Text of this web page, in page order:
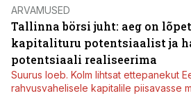
ARVAMUSED
Tallinna börsi juht: aeg on
kapitalituru potentsiaalist ja
potentsiaali realiseerima
Suurus loeb. Kolm lihtsat ettepanekut
rahvusvahelisele kapitalile piisavasse